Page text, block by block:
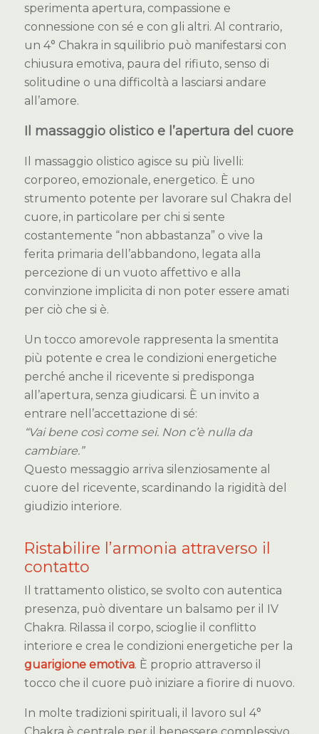
sperimenta apertura, compassione e
connessione con sé e con gli altri. Al contrario,
un 4° Chakra in squilibrio può manifestarsi con
chiusura emotiva, paura del rifiuto, senso di
solitudine o una difficoltà a lasciarsi andare
all’amore.
Il massaggio olistico e l’apertura del cuore
Il massaggio olistico agisce su più livelli:
corporeo, emozionale, energetico. È uno
strumento potente per lavorare sul Chakra del
cuore, in particolare per chi si sente
costantemente “non abbastanza” o vive la
ferita primaria dell’abbandono, legata alla
percezione di un vuoto affettivo e alla
convinzione implicita di non poter essere amati
per ciò che si è.
Un tocco amorevole rappresenta la smentita
più potente e crea le condizioni energetiche
perché anche il ricevente si predisponga
all’apertura, senza giudicarsi. È un invito a
entrare nell’accettazione di sé:
“Vai bene così come sei. Non c’è nulla da
cambiare.”
Questo messaggio arriva silenziosamente al
cuore del ricevente, scardinando la rigidità del
giudizio interiore.
Ristabilire l’armonia attraverso il
contatto
Il trattamento olistico, se svolto con autentica
presenza, può diventare un balsamo per il IV
Chakra. Rilassa il corpo, scioglie il conflitto
interiore e crea le condizioni energetiche per la
guarigione emotiva. È proprio attraverso il
tocco che il cuore può iniziare a fiorire di nuovo.
In molte tradizioni spirituali, il lavoro sul 4°